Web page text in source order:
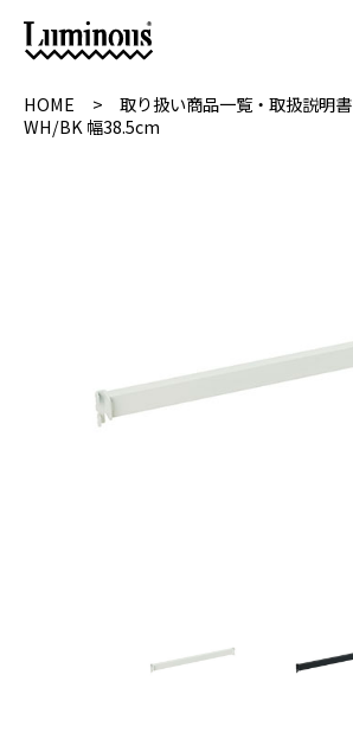
HOME 取り扱い商品一覧・取扱説明書
WH/BK 幅38.5cm